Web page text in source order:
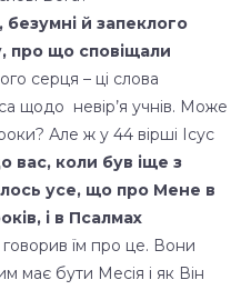
безумні й запеклого
про що сповіщали
серця – ці слова
щодо невір’я учнів. Може
Але ж у 44 вірші Ісус
вас, коли був іще з
усе, що про Мене в
і в Псалмах
їм про це. Вони
має бути Месія і як Він